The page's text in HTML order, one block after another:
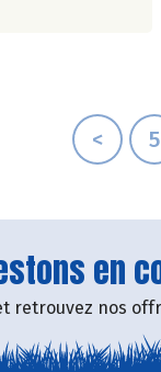
< 5
en
retrouvez nos